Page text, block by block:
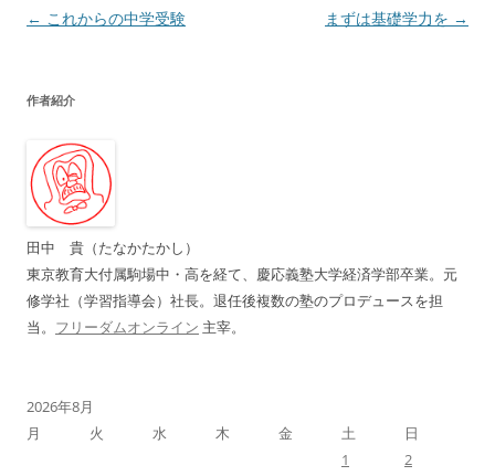
投
ビ
ー
シ
ョ
ン
← これからの中学受験 まずは基礎学力を →
作者紹介
田中 貴（たなかたかし）
東京教育大付属駒場中・高を経て、慶応義塾大学経済学部卒業。元
修学社（学習指導会）社長。退任後複数の塾のプロデュースを担
当。 フリーダムオンライン 主宰。
2026年8月
月
火 水 木 金 土
日
1
2